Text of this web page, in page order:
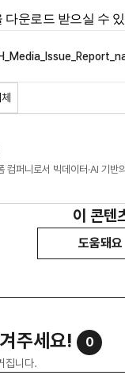
운로드 받으실 수
컴퍼니로서 빅데이터·AI 기
이 콘텐
도움돼요
주세요! 0
집니다.